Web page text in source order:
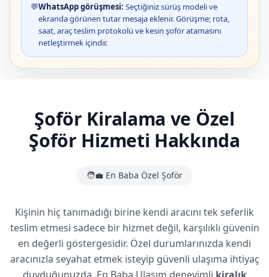
💬WhatsApp görüşmesi: Seçtiğiniz sürüş modeli ve
ekranda görünen tutar mesaja eklenir. Görüşme; rota,
saat, araç teslim protokolü ve kesin şoför atamasını
netleştirmek içindir.
Şoför Kiralama ve Özel
Şoför Hizmeti Hakkında
🧑‍💼 En Baba Özel Şoför
Kişinin hiç tanımadığı birine kendi aracını tek seferlik
teslim etmesi sadece bir hizmet değil, karşılıklı güvenin
en değerli göstergesidir. Özel durumlarınızda kendi
aracınızla seyahat etmek isteyip güvenli ulaşıma ihtiyaç